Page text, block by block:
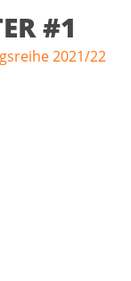
#1
2021/22